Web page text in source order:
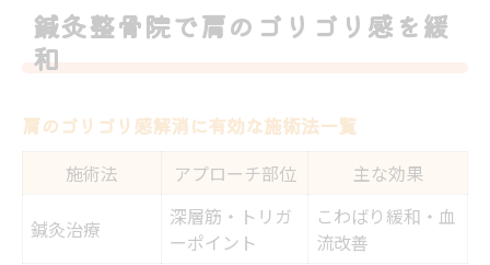
鍼灸整骨院で肩のゴリゴリ感を緩
和
肩のゴリゴリ感解消に有効な施術法一覧
施術法 アプローチ部位 主な効果
鍼灸治療
深層筋・トリガ
ーポイント
こわばり緩和・血
流改善